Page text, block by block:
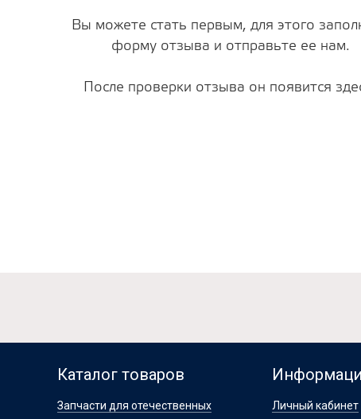
Вы можете стать первым, для этого
форму отзыва и отправьте ее нам.
После проверки отзыва он появится
Каталог товаров
Запчасти для отечественных
Личный кабинет